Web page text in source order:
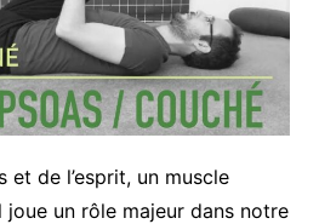
de l’esprit, un muscle
un rôle majeur dans notre